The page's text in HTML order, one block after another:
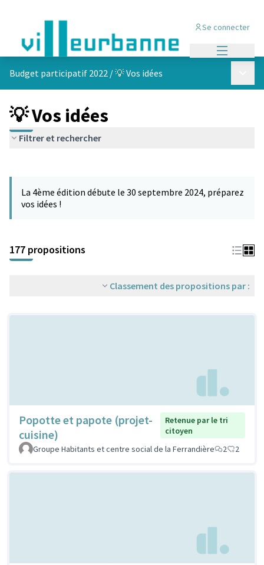
Se connecter
Budget participatif 2022 /💡 Vos idées
💡 Vos idées
Filtrer et rechercher
−
La 4ème édition débute le 30 septembre 2024, préparez
vos idées !
177 propositions
Classement des propositions par :
Popotte et papote (projet-
cuisine)
Retenue par le tri
citoyen
Groupe Habitants et centre social de la Ferrandière
2 2